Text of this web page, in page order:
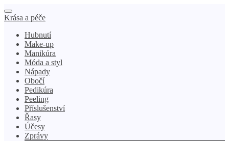
Krása a péče
Hubnutí
Make-up
Manikúra
Móda a styl
Nápady
Obočí
Pedikúra
Peeling
Příslušenství
Řasy
Účesy
Zprávy